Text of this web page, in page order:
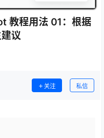
教程用法 01：根据
议
关注 私信